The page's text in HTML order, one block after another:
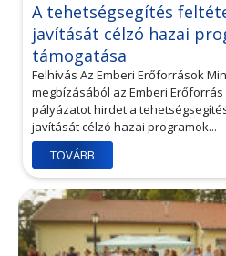
A tehetségsegítés
javítását célzó hazai
támogatása
Felhívás Az Emberi Erőforrások
megbízásából az Emberi
pályázatot hirdet a
javítását célzó hazai programok...
TOVÁBB